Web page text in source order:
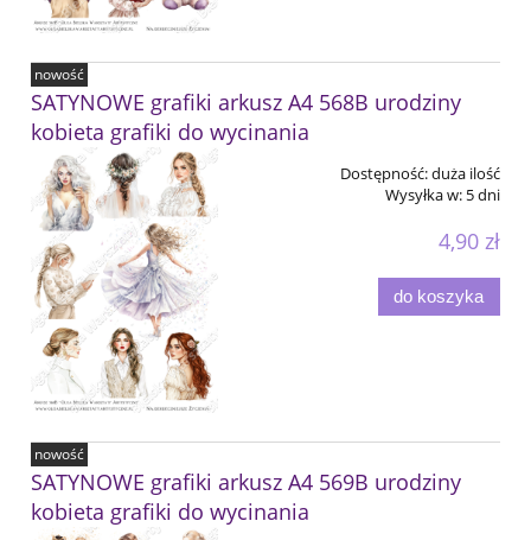
SATYNOWE grafiki arkusz A4 568B urodziny
kobieta grafiki do wycinania
Dostępność:duża ilość
Wysyłka w: 5 dni
4,90 zł
do koszyka
nowość
SATYNOWE grafiki arkusz A4 569B urodziny
kobieta grafiki do wycinania
nowość